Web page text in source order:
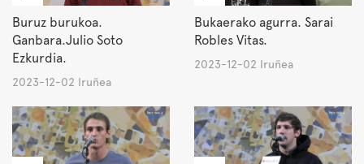
Buruz burukoa.
Ganbara.Julio Soto
Ezkurdia.
2023-12-02 Iruñea
Bukaerako agurra. Sarai
Robles Vitas.
2023-12-02 Iruñea